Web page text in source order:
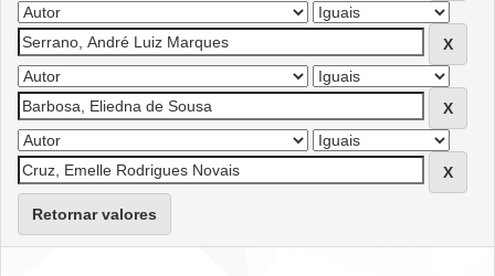
Retornar valores